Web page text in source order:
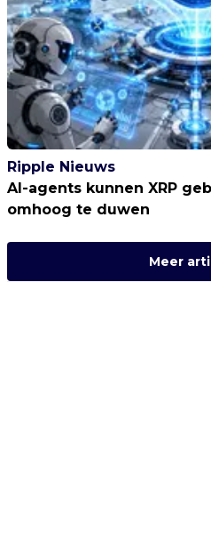
Ripple Nieuws
AI-agents kunnen XRP
omhoog te duwen
Meer